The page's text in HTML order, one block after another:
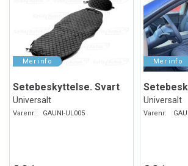
Setebeskyttelse. Svart
Universalt
Varenr: GAUNI-UL005
Universalt
Varenr: